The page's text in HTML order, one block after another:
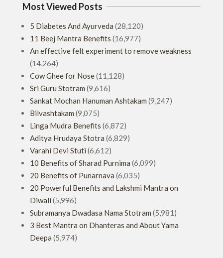
Most Viewed Posts
5 Diabetes And Ayurveda (28,120)
11 Beej Mantra Benefits (16,977)
An effective felt experiment to remove weakness
(14,264)
Cow Ghee for Nose(11,128)
Sri Guru Stotram (9,616)
Sankat Mochan Hanuman Ashtakam (9,247)
Bilvashtakam (9,075)
Linga Mudra Benefits (6,872)
Aditya Hrudaya Stotra (6,829)
Varahi Devi Stuti (6,612)
10 Benefits of Sharad Purnima (6,099)
20 Benefits of Punarnava (6,035)
20 Powerful Benefits and Lakshmi Mantra on
Diwali (5,996)
Subramanya Dwadasa Nama Stotram (5,981)
3 Best Mantra on Dhanteras and About Yama
Deepa (5,974)